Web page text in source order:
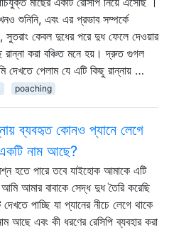
শুনিনি, এবং এর প্রভাব সম্পর্কে
সুতরাং কেবল দুধের পরে দুধ ফেলে দেওয়ার
করা বঞ্চিত মনে হয়। দ্রুত গুগল
দেখতে পেলাম যে এটি কিছু রান্নায় …
poaching
ব্যবহৃত কোনও প্যানে লেগে
নাম আছে?
হতে পারে তবে যাইহোক আমাকে এটি
আমার বাবাকে সেদ্ধ দুধ তৈরি করেছি
পাচ্ছি যা প্যানের নীচে লেগে থাকে
এবং কী ধরণের রেসিপি ব্যবহার করা